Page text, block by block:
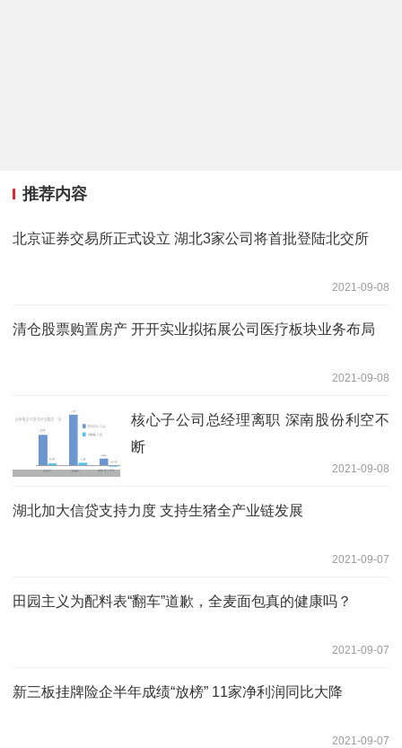
推荐内容
北京证券交易所正式设立 湖北3家公司将首批登陆北交所
2021-09-08
清仓股票购置房产 开开实业拟拓展公司医疗板块业务布局
2021-09-08
核心子公司总经理离职 深南股份利空不
断
2021-09-08
湖北加大信贷支持力度 支持生猪全产业链发展
2021-09-07
田园主义为配料表“翻车”道歉，全麦面包真的健康吗？
2021-09-07
新三板挂牌险企半年成绩“放榜” 11家净利润同比大降
2021-09-07